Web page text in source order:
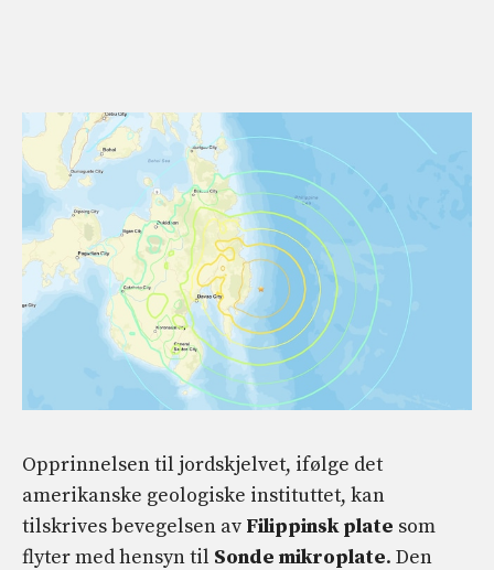
Opprinnelsen til jordskjelvet, ifølge det
amerikanske geologiske instituttet, kan
tilskrives bevegelsen av Filippinsk plate som
flyter med hensyn til Sonde mikroplate. Den